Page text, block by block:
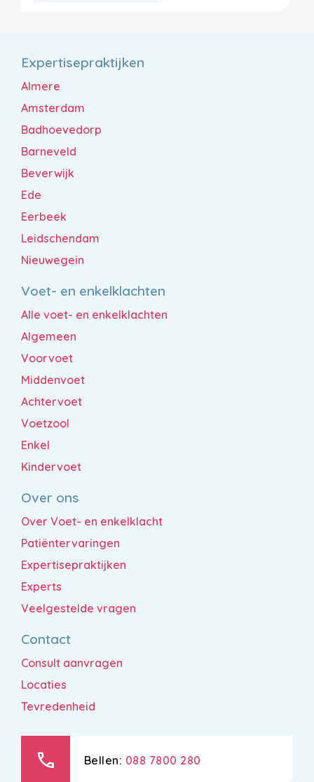
Expertisepraktijken
Almere
Amsterdam
Badhoevedorp
Barneveld
Beverwijk
Ede
Eerbeek
Leidschendam
Nieuwegein
Voet- en enkelklachten
Alle voet- en enkelklachten
Algemeen
Voorvoet
Middenvoet
Achtervoet
Voetzool
Enkel
Kindervoet
Over ons
Over Voet- en enkelklacht
Patiëntervaringen
Expertisepraktijken
Experts
Veelgestelde vragen
Contact
Consult aanvragen
Locaties
Tevredenheid
call Bellen: 088 7800 280